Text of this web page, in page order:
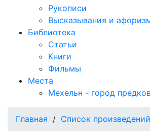
Рукописи
Высказывания и
Библиотека
Статьи
Книги
Фильмы
Места
Мехельн - город
Главная / Список произведений